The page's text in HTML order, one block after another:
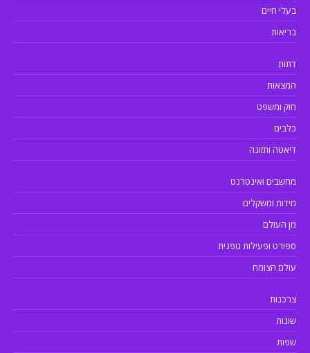
בעלי חיים
בריאות
דתות
המצאות
חוק ומשפט
כלבים
דיאטה ותזונה
מחשבים ואינטרנט
מידות ומשקלים
מן העולם
ספורט ופעילות גופנית
עולם הצומח
צרכנות
שונות
שפות